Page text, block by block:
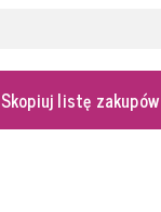
Skopiuj listę zakupów